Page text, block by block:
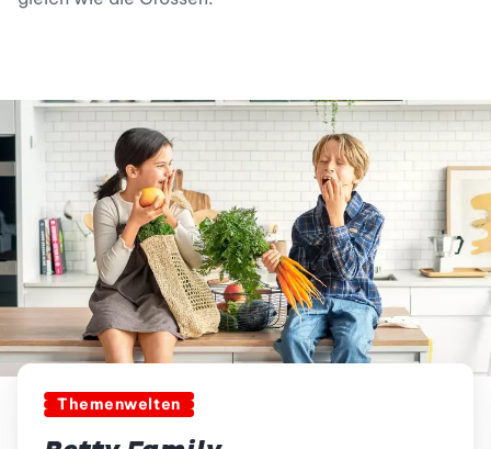
Themenwelten